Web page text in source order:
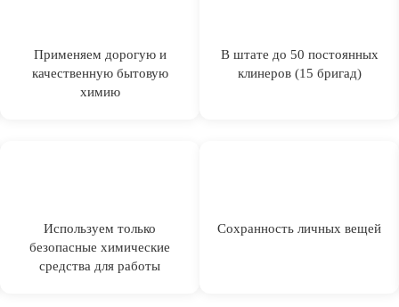
Применяем дорогую и
качественную бытовую
химию
В штате до 50 постоянных
клинеров (15 бригад)
Используем только
безопасные химические
средства для работы
Сохранность личных вещей